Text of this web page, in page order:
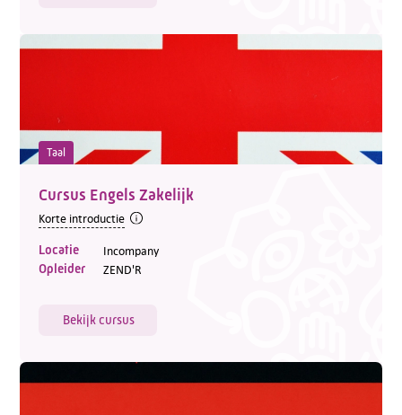
Taal
Cursus Engels Zakelijk
Korte introductie
Locatie Incompany
Opleider ZEND'R
Bekijk cursus